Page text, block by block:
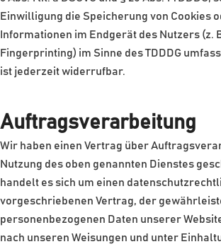
Einwilligung die Speicherung von Cookies
Informationen im Endgerät des Nutzers (z.
Fingerprinting) im Sinne des TDDDG
ist jederzeit widerrufbar.
Auftragsverarbeitung
Wir haben einen Vertrag über
Nutzung des oben genannten Dienstes
handelt es sich um einen
vorgeschriebenen Vertrag, der
personenbezogenen Daten unserer
nach unseren Weisungen und unter